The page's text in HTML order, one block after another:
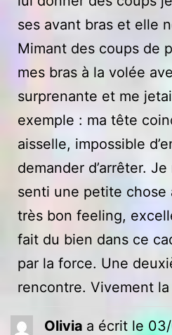
ses avant bras et elle
Mimant des coups de
mes bras à la volée
surprenante et me
exemple : ma tête
aisselle, impossible
demander d’arrêter.
senti une petite chose
très bon feeling,
fait du bien dans ce
par la force. Une
rencontre. Vivement
Olivia a écrit le03/